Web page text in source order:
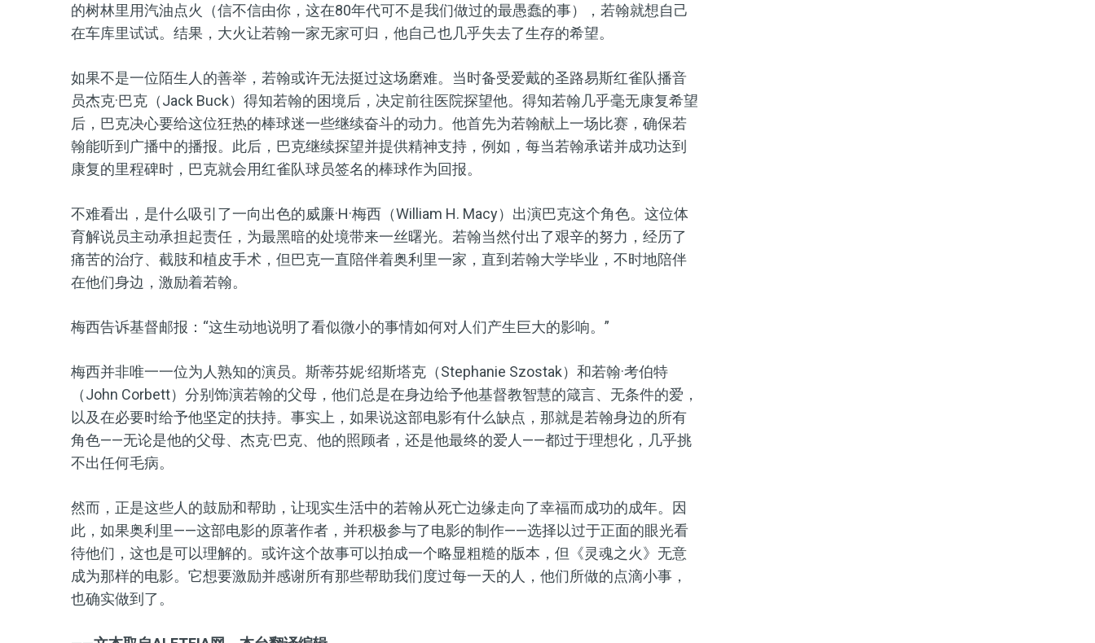
的树林里用汽油点火（信不信由你，这在80年代可不是我们做过的最愚蠢的事），若翰就想自己
在车库里试试。结果，大火让若翰一家无家可归，他自己也几乎失去了生存的希望。
如果不是一位陌生人的善举，若翰或许无法挺过这场磨难。当时备受爱戴的圣路易斯红雀队播音
员杰克·巴克（Jack Buck）得知若翰的困境后，决定前往医院探望他。得知若翰几乎毫无康复希望
后，巴克决心要给这位狂热的棒球迷一些继续奋斗的动力。他首先为若翰献上一场比赛，确保若
翰能听到广播中的播报。此后，巴克继续探望并提供精神支持，例如，每当若翰承诺并成功达到
康复的里程碑时，巴克就会用红雀队球员签名的棒球作为回报。
不难看出，是什么吸引了一向出色的威廉·H·梅西（William H. Macy）出演巴克这个角色。这位体
育解说员主动承担起责任，为最黑暗的处境带来一丝曙光。若翰当然付出了艰辛的努力，经历了
痛苦的治疗、截肢和植皮手术，但巴克一直陪伴着奥利里一家，直到若翰大学毕业，不时地陪伴
在他们身边，激励着若翰。
梅西告诉基督邮报：“这生动地说明了看似微小的事情如何对人们产生巨大的影响。”
梅西并非唯一一位为人熟知的演员。斯蒂芬妮·绍斯塔克（Stephanie Szostak）和若翰·考伯特
（John Corbett）分别饰演若翰的父母，他们总是在身边给予他基督教智慧的箴言、无条件的爱，
以及在必要时给予他坚定的扶持。事实上，如果说这部电影有什么缺点，那就是若翰身边的所有
角色——无论是他的父母、杰克·巴克、他的照顾者，还是他最终的爱人——都过于理想化，几乎挑
不出任何毛病。
然而，正是这些人的鼓励和帮助，让现实生活中的若翰从死亡边缘走向了幸福而成功的成年。因
此，如果奥利里——这部电影的原著作者，并积极参与了电影的制作——选择以过于正面的眼光看
待他们，这也是可以理解的。或许这个故事可以拍成一个略显粗糙的版本，但《灵魂之火》无意
成为那样的电影。它想要激励并感谢所有那些帮助我们度过每一天的人，他们所做的点滴小事，
也确实做到了。